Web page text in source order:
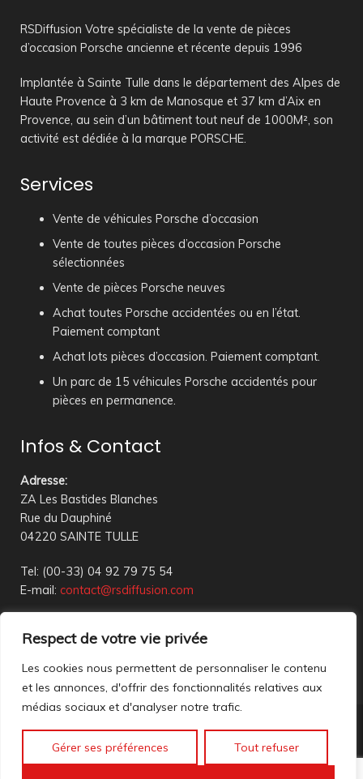
Respect de votre vie privée
Les cookies nous permettent de personnaliser le contenu
et les annonces, d'offrir des fonctionnalités relatives aux
médias sociaux et d'analyser notre trafic.
Gérer ses préférences Tout refuser
RSDiffusion Votre spécialiste de la vente de pièces
d’occasion Porsche ancienne et récente depuis 1996
Implantée à Sainte Tulle dans le département des Alpes de
Haute Provence à 3 km de Manosque et 37 km d’Aix en
Provence, au sein d’un bâtiment tout neuf de 1000M², son
activité est dédiée à la marque PORSCHE.
Services
Vente de véhicules Porsche d’occasion
Vente de toutes pièces d’occasion Porsche
sélectionnées
Vente de pièces Porsche neuves
Achat toutes Porsche accidentées ou en l’état.
Paiement comptant
Achat lots pièces d’occasion. Paiement comptant.
Un parc de 15 véhicules Porsche accidentés pour
pièces en permanence.
Infos & Contact
Adresse:
ZA Les Bastides Blanches
Rue du Dauphiné
04220 SAINTE TULLE
Tel: (00-33) 04 92 79 75 54
E-mail: contact@rsdiffusion.com
18h00
Réception en magasin sur rendez-vous uniquement
Nous contacter
Mentions légales